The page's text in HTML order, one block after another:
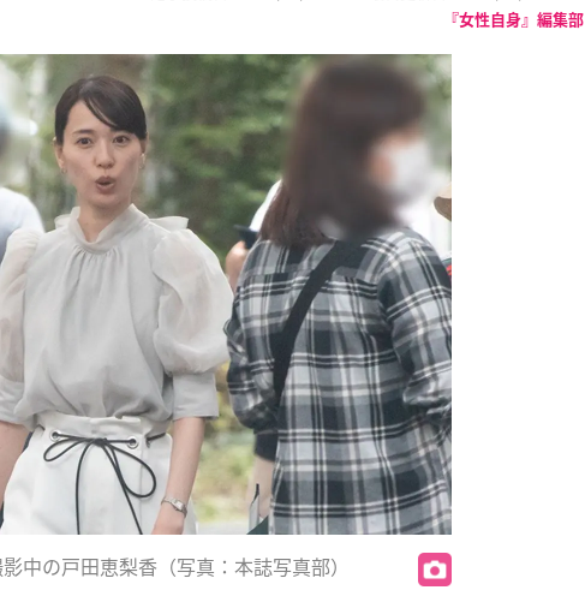
『女性自身』編集部
中の戸田恵梨香（写真：本誌写真部）